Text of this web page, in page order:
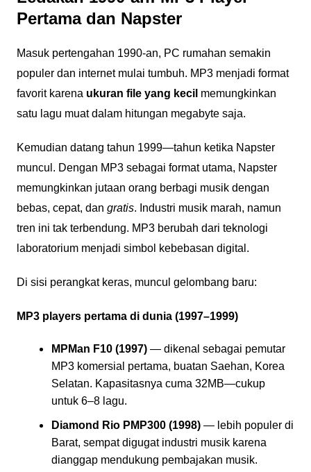
Pertama dan Napster
Masuk pertengahan 1990-an, PC rumahan semakin
populer dan internet mulai tumbuh. MP3 menjadi format
favorit karena ukuran file yang kecil memungkinkan
satu lagu muat dalam hitungan megabyte saja.
Kemudian datang tahun 1999—tahun ketika Napster
muncul. Dengan MP3 sebagai format utama, Napster
memungkinkan jutaan orang berbagi musik dengan
bebas, cepat, dan gratis. Industri musik marah, namun
tren ini tak terbendung. MP3 berubah dari teknologi
laboratorium menjadi simbol kebebasan digital.
Di sisi perangkat keras, muncul gelombang baru:
MP3 players pertama di dunia (1997–1999)
MPMan F10 (1997)— dikenal sebagai pemutar
MP3 komersial pertama, buatan Saehan, Korea
Selatan. Kapasitasnya cuma 32MB—cukup
untuk 6–8 lagu.
Diamond Rio PMP300 (1998)— lebih populer di
Barat, sempat digugat industri musik karena
dianggap mendukung pembajakan musik.